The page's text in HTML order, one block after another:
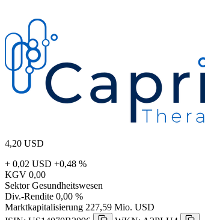
4,20 USD
+ 0,02 USD +0,48 %
KGV 0,00
Sektor Gesundheitswesen
Div.-Rendite 0,00 %
Marktkapitalisierung 227,59 Mio. USD